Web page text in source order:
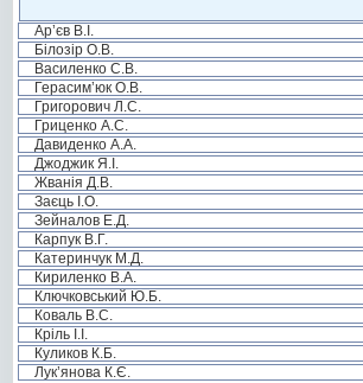
Ар’єв В.І.
Білозір О.В.
Василенко С.В.
Герасим’юк О.В.
Григорович Л.С.
Гриценко А.С.
Давиденко А.А.
Джоджик Я.І.
Жванія Д.В.
Заєць І.О.
Зейналов Е.Д.
Карпук В.Г.
Катеринчук М.Д.
Кириленко В.А.
Ключковський Ю.Б.
Коваль В.С.
Кріль І.І.
Куликов К.Б.
Лук’янова К.Є.